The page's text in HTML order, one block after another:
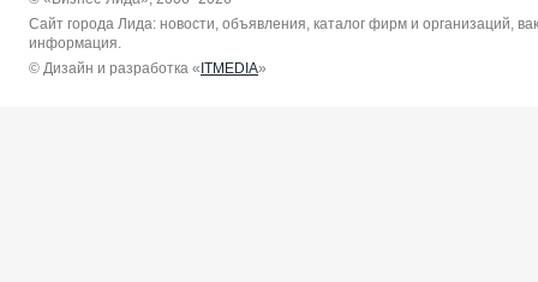
Сайт города Лида: новости, объявления, каталог фирм и организаций,
информация.
© Дизайн и разработка «ITMEDIA»